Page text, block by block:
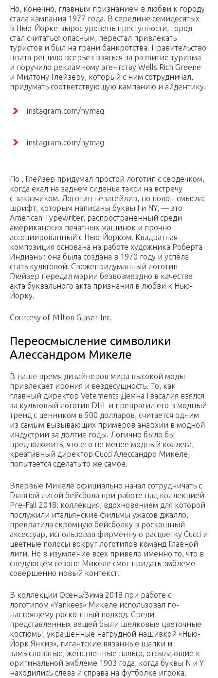
Но, конечно, главным признанием в любви к городу
стала кампания 1977 года. В середине семидесятых
в Нью-Йорке вырос уровень преступности, город
стал считаться опасным, перестал привлекать
туристов и был на грани банкротства. Правительство
штата решило всерьез взяться за развитие туризма
и поручило рекламному агентству Wells Rich Greene
и Милтону Глейзеру, который с ним сотрудничал,
придумать соответствующую кампанию и айдентику.
instagram.com/nymag
instagram.com/nymag
По , Глейзер придумал простой логотип с сердечком,
когда ехал на заднем сиденье такси на встречу
с заказчиком. Логотип незатейлив, но полон смысла:
шрифт, которым написаны буквы I и NY, — это
American Typewriter, распространенный среди
американских печатных машинок и прочно
ассоциированный с Нью-Йорком. Квадратная
композиция основана на работе художника Роберта
Индианы: она была создана в 1970 году и успела
стать культовой. Свежепридуманный логотип
Глейзер передал мэрии безвозмездно в качестве
акта буквального акта признания в любви к Нью-
Йорку.
Courtesy of Milton Glaser Inc.
Переосмысление символики
Алессандром Микеле
В наше время дизайнеров мира высокой моды
привлекает ирония и вездесущность. То, как
главный директор Vetements Демна Гвасалия взялся
за культовый логотип DHL и превратил его в модный
тренд с ценником в 500 долларов, считается одним
из самым вызывающих примеров анархии в модной
индустрии за долгие годы. Логично было бы
предположить, что его не менее модный коллега,
креативный директор Gucci Алессандро Микеле,
попытается сделать то же самое.
Впервые Микеле официально начал сотрудничать с
Главной лигой бейсбола при работе над коллекцией
Pre-Fall 2018: коллекция, вдохновением для которой
послужили итальянские фильмы ужасов джалло,
превратила скромную бейсболку в роскошный
аксессуар, использовав фирменную расцветку Gucci и
цветные полосы вокруг логотипов команд Главной
лиги. Но в изумление всех привело именно то, что в
следующем сезоне Микеле смог придать эмблеме
совершенно новый контекст.
В коллекции Осень/Зима 2018 при работе с
логотипом «Yankees» Микеле использовал по-
настоящему роскошный подход. Среди
представленных вещей были шелковые цветочные
костюмы, украшенные нагрудной нашивкой «Нью-
Йорк Янкиз», гигантские вязанные шапки и
замысловатые, женственные пальто, отсылающие к
оригинальной эмблеме 1903 года, когда буквы N и Y
находились слева и справа на футболке игрока.